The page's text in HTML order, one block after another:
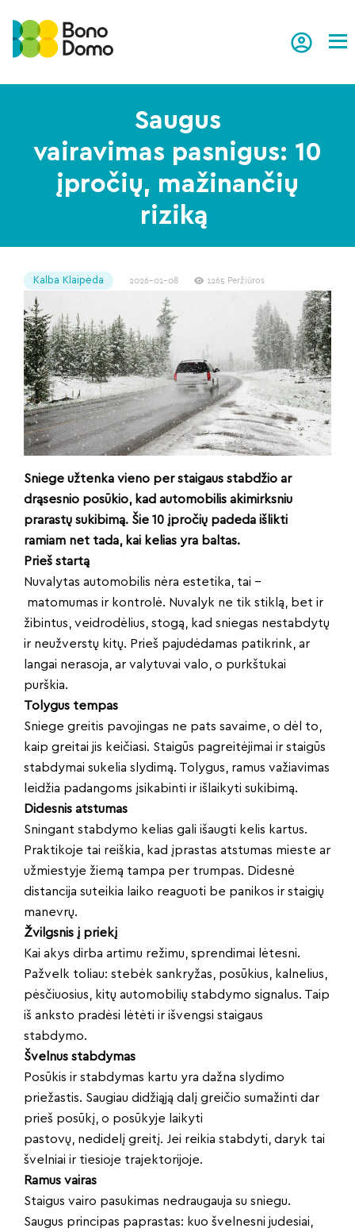
Saugus
vairavimas pasnigus: 10
įpročių, mažinančių
riziką
Kalba Klaipėda 2026-01-08 1265 Peržiūros
Sniege užtenka vieno per staigaus stabdžio ar
drąsesnio posūkio, kad automobilis akimirksniu
prarastų sukibimą. Šie 10 įpročių padeda išlikti
ramiam net tada, kai kelias yra baltas.
Prieš startą
Nuvalytas automobilis nėra estetika, tai –
matomumas ir kontrolė. Nuvalyk ne tik stiklą, bet ir
žibintus, veidrodėlius, stogą, kad sniegas nestabdytų
ir neužverstų kitų. Prieš pajudėdamas patikrink, ar
langai nerasoja, ar valytuvai valo, o purkštukai
purškia.
Tolygus tempas
Sniege greitis pavojingas ne pats savaime, o dėl to,
kaip greitai jis keičiasi. Staigūs pagreitėjimai ir staigūs
stabdymai sukelia slydimą. Tolygus, ramus važiavimas
leidžia padangoms įsikabinti ir išlaikyti sukibimą.
Didesnis atstumas
Sningant stabdymo kelias gali išaugti kelis kartus.
Praktikoje tai reiškia, kad įprastas atstumas mieste ar
užmiestyje žiemą tampa per trumpas. Didesnė
distancija suteikia laiko reaguoti be panikos ir staigių
manevrų.
Žvilgsnis į priekį
Kai akys dirba artimu režimu, sprendimai lėtesni.
Pažvelk toliau: stebėk sankryžas, posūkius, kalnelius,
pėsčiuosius, kitų automobilių stabdymo signalus. Taip
iš anksto pradėsi lėtėti ir išvengsi staigaus
stabdymo.
Švelnus stabdymas
Posūkis ir stabdymas kartu yra dažna slydimo
priežastis. Saugiau didžiąją dalį greičio sumažinti dar
prieš posūkį, o posūkyje laikyti
pastovų, nedidelį greitį. Jei reikia stabdyti, daryk tai
švelniai ir tiesioje trajektorijoje.
Ramus vairas
Staigus vairo pasukimas nedraugauja su sniegu.
Saugus principas paprastas: kuo švelnesni judesiai,